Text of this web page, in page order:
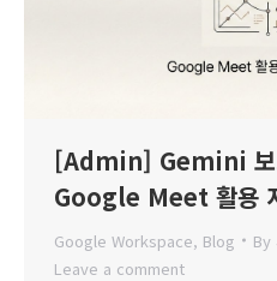
[Admin] Gemini 보
Google Meet 활용
Google Workspace, Blog By
Leave a comment